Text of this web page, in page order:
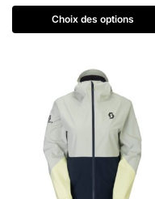
Choix des options